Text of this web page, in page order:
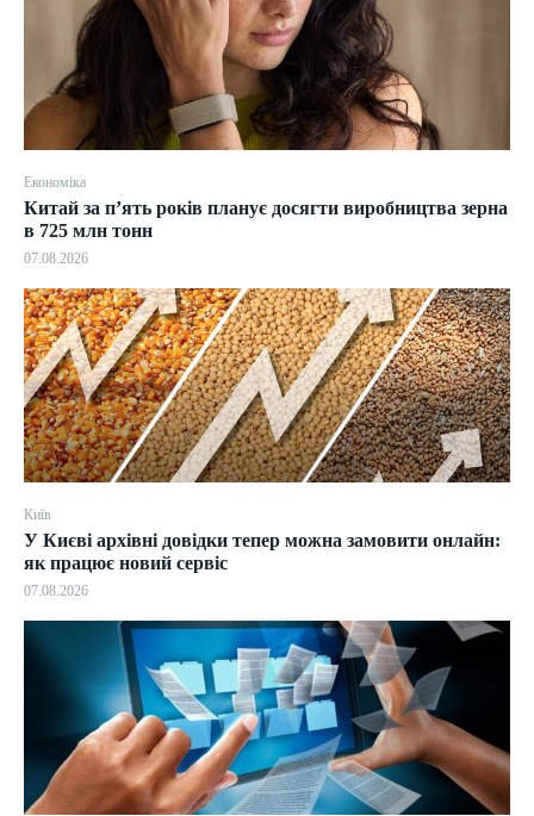
Економіка
Китай за п’ять років планує досягти виробництва зерна
в 725 млн тонн
07.08.2026
Київ
У Києві архівні довідки тепер можна замовити онлайн:
як працює новий сервіс
07.08.2026